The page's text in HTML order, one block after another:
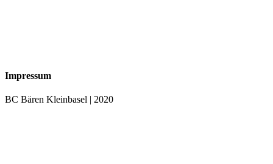
Impressum
BC Bären Kleinbasel | 2020